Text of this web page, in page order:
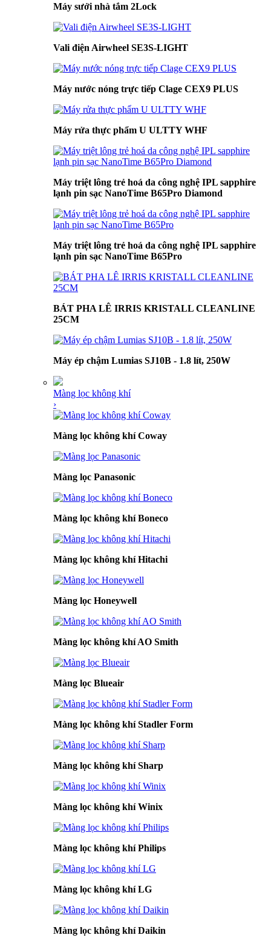
Máy sưởi nhà tắm 2Lock
Vali điện Airwheel SE3S-LIGHT
Máy nước nóng trực tiếp Clage CEX9 PLUS
Máy rửa thực phẩm U ULTTY WHF
Máy triệt lông trẻ hoá da công nghệ IPL sapphire
lạnh pin sạc NanoTime B65Pro Diamond
Máy triệt lông trẻ hoá da công nghệ IPL sapphire
lạnh pin sạc NanoTime B65Pro
BÁT PHA LÊ IRRIS KRISTALL CLEANLINE
25CM
Máy ép chậm Lumias SJ10B - 1.8 lít, 250W
Màng lọc không khí
›
Màng lọc không khí Coway
Màng lọc Panasonic
Màng lọc không khí Boneco
Màng lọc không khí Hitachi
Màng lọc Honeywell
Màng lọc không khí AO Smith
Màng lọc Blueair
Màng lọc không khí Stadler Form
Màng lọc không khí Sharp
Màng lọc không khí Winix
Màng lọc không khí Philips
Màng lọc không khí LG
Màng lọc không khí Daikin